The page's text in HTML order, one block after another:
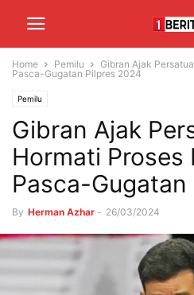
Home Pemilu
Gibran Ajak
Pasca-Gugatan Pilpres 2024
Pemilu
Gibran Ajak
Hormati Proses
Pasca-
By Herman Azhar - 26/03/2024